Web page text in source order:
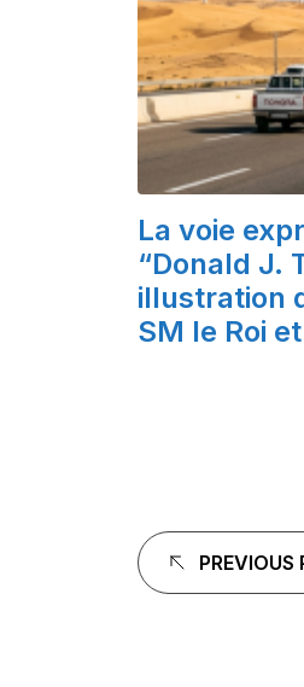
La voie
“Donald J.
illustration
SM le Roi
de
PREVIOUS